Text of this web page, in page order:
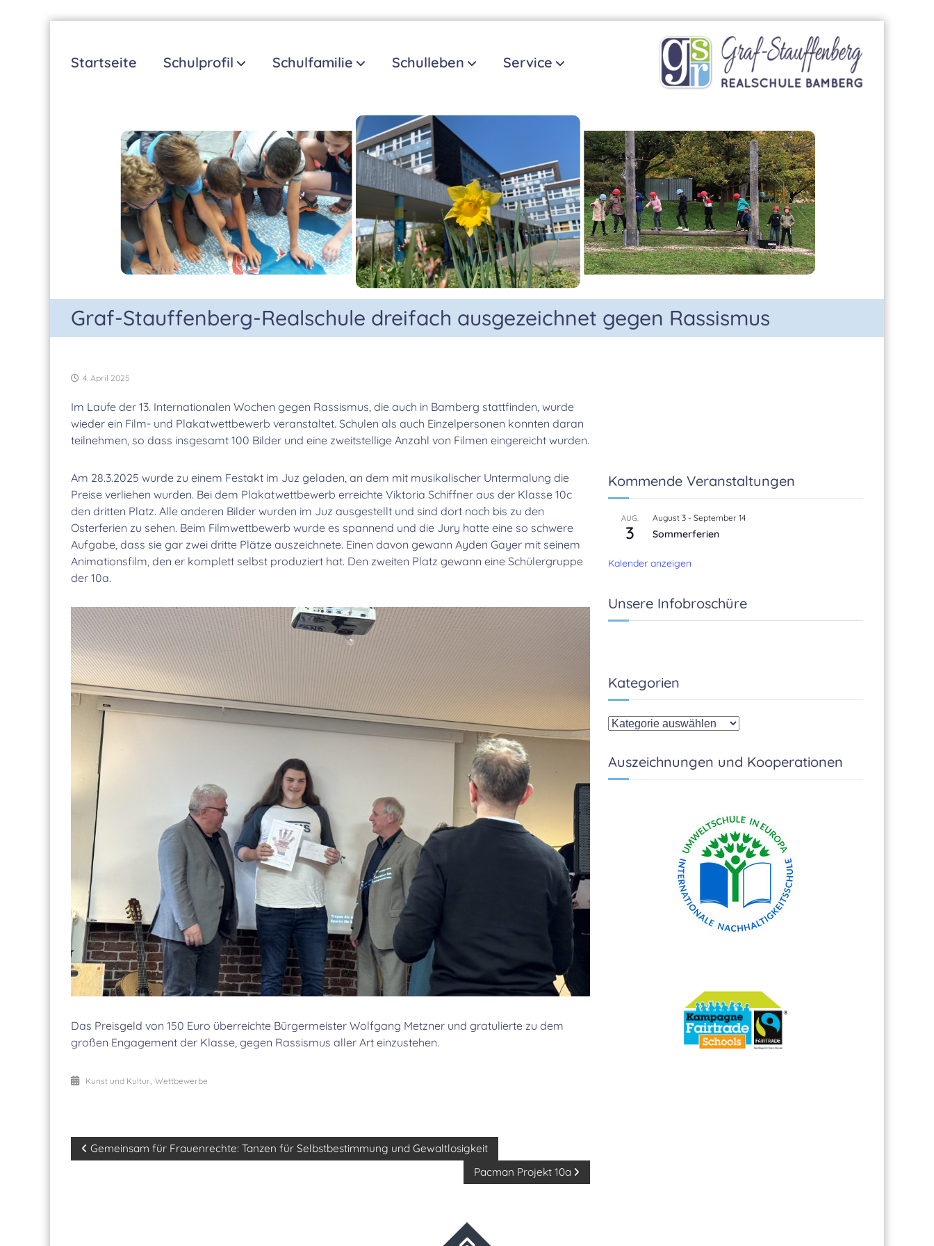
springen
Graf-
Stauffenberg-
Realschule
Bamberg
Startseite Schulprofil Schulfamilie Schulleben Service
Graf-Stauffenberg-Realschule dreifach ausgezeichnet gegen Rassismus
4. April 2025
Im Laufe der 13. Internationalen Wochen gegen Rassismus, die auch in Bamberg stattfinden, wurde
wieder ein Film- und Plakatwettbewerb veranstaltet. Schulen als auch Einzelpersonen konnten daran
teilnehmen, so dass insgesamt 100 Bilder und eine zweitstellige Anzahl von Filmen eingereicht wurden.
Am 28.3.2025 wurde zu einem Festakt im Juz geladen, an dem mit musikalischer Untermalung die
Preise verliehen wurden. Bei dem Plakatwettbewerb erreichte Viktoria Schiffner aus der Klasse 10c
den dritten Platz. Alle anderen Bilder wurden im Juz ausgestellt und sind dort noch bis zu den
Osterferien zu sehen. Beim Filmwettbewerb wurde es spannend und die Jury hatte eine so schwere
Aufgabe, dass sie gar zwei dritte Plätze auszeichnete. Einen davon gewann Ayden Gayer mit seinem
Animationsfilm, den er komplett selbst produziert hat. Den zweiten Platz gewann eine Schülergruppe
der 10a.
Das Preisgeld von 150 Euro überreichte Bürgermeister Wolfgang Metzner und gratulierte zu dem
großen Engagement der Klasse, gegen Rassismus aller Art einzustehen.
Kunst und Kultur, Wettbewerbe
Beitragsnavigation
Gemeinsam für Frauenrechte: Tanzen für Selbstbestimmung und Gewaltlosigkeit
Pacman Projekt 10a
Kommende Veranstaltungen
AUG.
3
August 3- September 14
Sommerferien
Kalender anzeigen
Unsere Infobroschüre
Kategorien
Kategorien
Auszeichnungen und Kooperationen